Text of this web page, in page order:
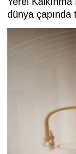
dünya çapında